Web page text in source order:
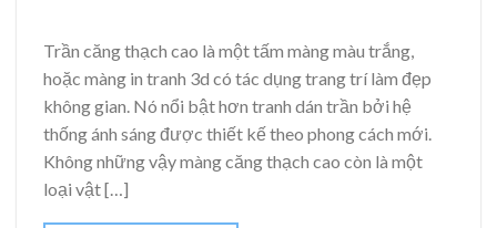
Trần căng thạch cao là một tấm màng màu trắng,
hoặc màng in tranh 3d có tác dụng trang trí làm đẹp
không gian. Nó nổi bật hơn tranh dán trần bởi hệ
thống ánh sáng được thiết kế theo phong cách mới.
Không những vậy màng căng thạch cao còn là một
loại vật […]